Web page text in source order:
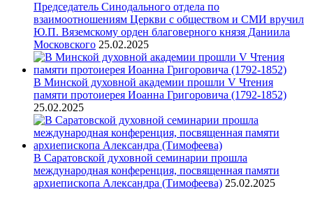
Председатель Синодального отдела по
взаимоотношениям Церкви с обществом и СМИ вручил
Ю.П. Вяземскому орден благоверного князя Даниила
Московского 25.02.2025
В Минской духовной академии прошли V Чтения
памяти протоиерея Иоанна Григоровича (1792-1852)
25.02.2025
В Саратовской духовной семинарии прошла
международная конференция, посвященная памяти
архиепископа Александра (Тимофеева) 25.02.2025